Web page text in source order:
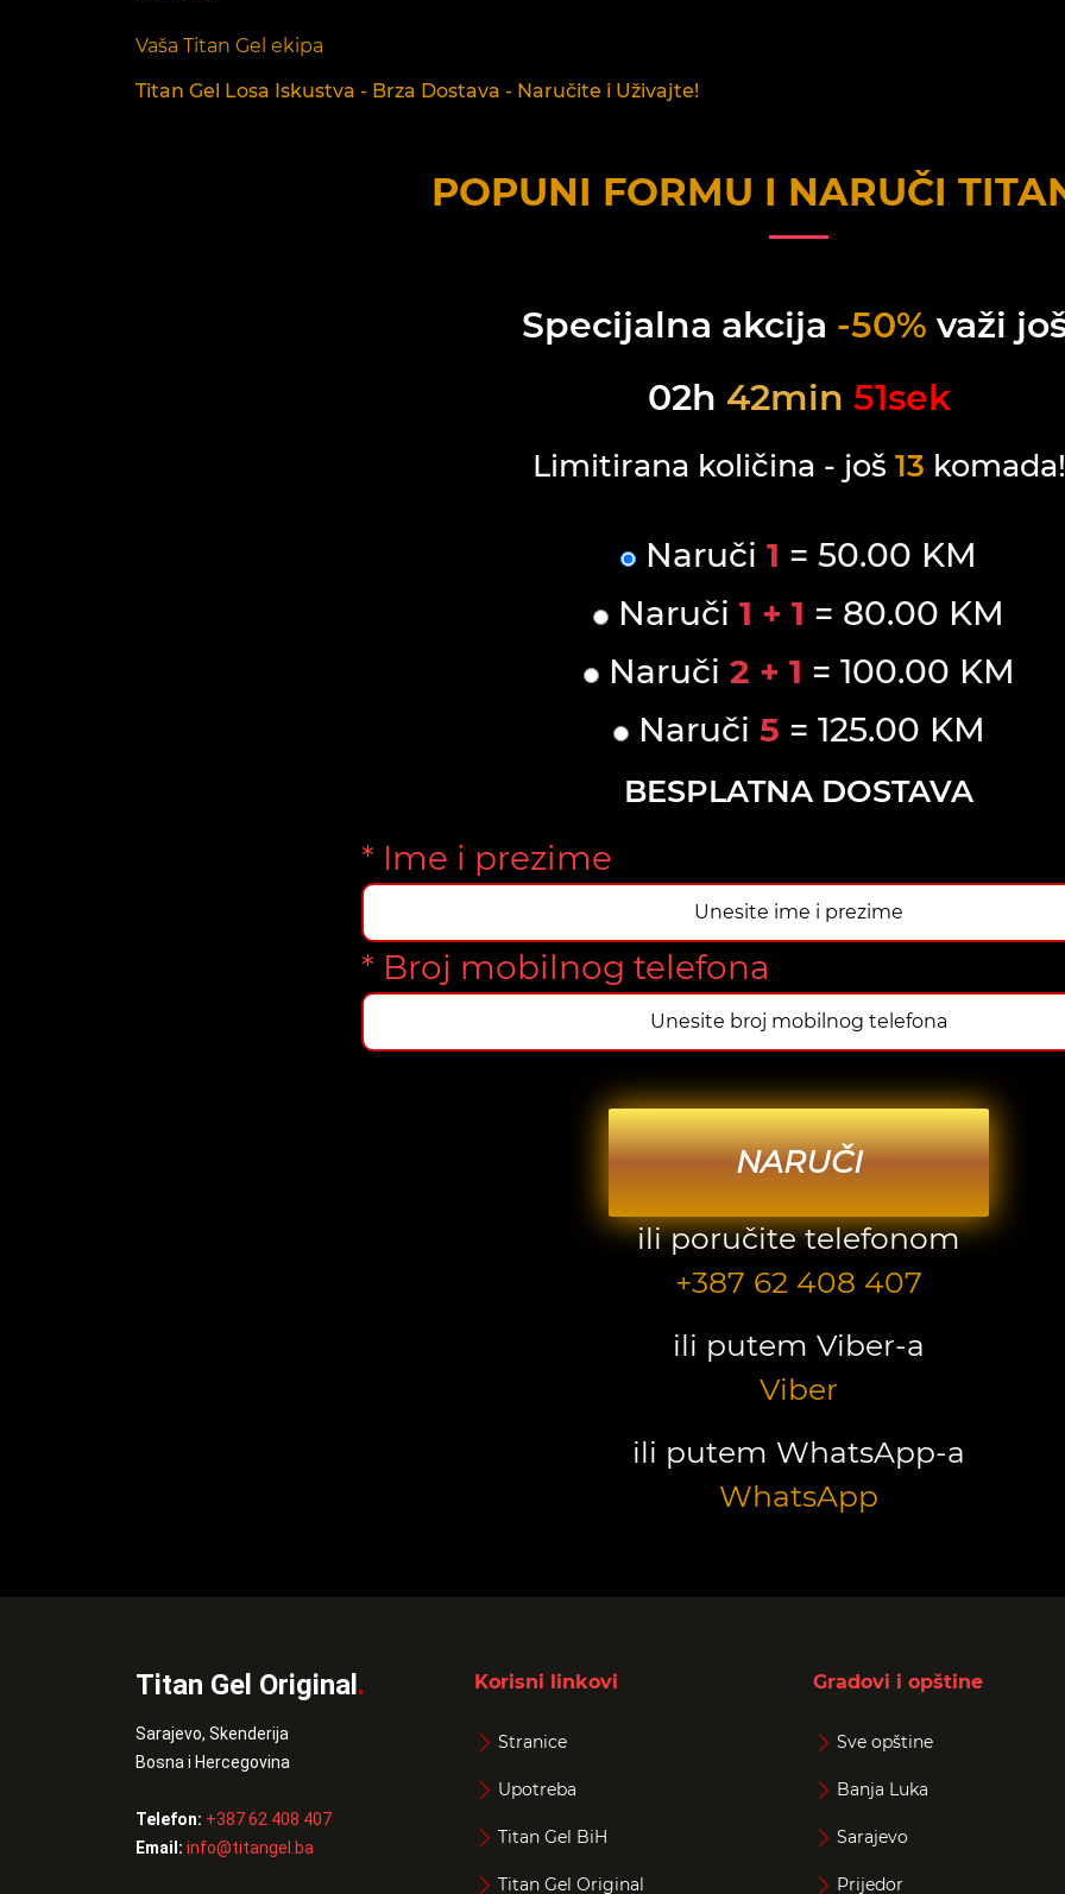
Vaša Titan Gel ekipa
Titan Gel Losa Iskustva - Brza Dostava - Naručite i Uživajte!
POPUNI FORMU I NARUČI
Specijalna akcija -50% važi
02h 42min 51sek
Limitirana količina - još 13 komada!
Naruči 1 = 50.00 KM
Naruči 1 + 1 = 80.00 KM
Naruči 2 + 1 = 100.00 KM
Naruči 5 = 125.00 KM
BESPLATNA DOSTAVA
* Ime i prezime
* Broj mobilnog telefona
NARUČI
ili poručite telefonom
+387 62 408 407
ili putem Viber-a
Viber
ili putem WhatsApp-a
WhatsApp
Titan Gel Original .
Sarajevo, Skenderija
Bosna i Hercegovina
Telefon: +387 62 408 407
Email: info@titangel.ba
Korisni linkovi
Stranice
Upotreba
Titan Gel BiH
Titan Gel Original
Gradovi i opštine
Sve opštine
Banja Luka
Sarajevo
Prijedor